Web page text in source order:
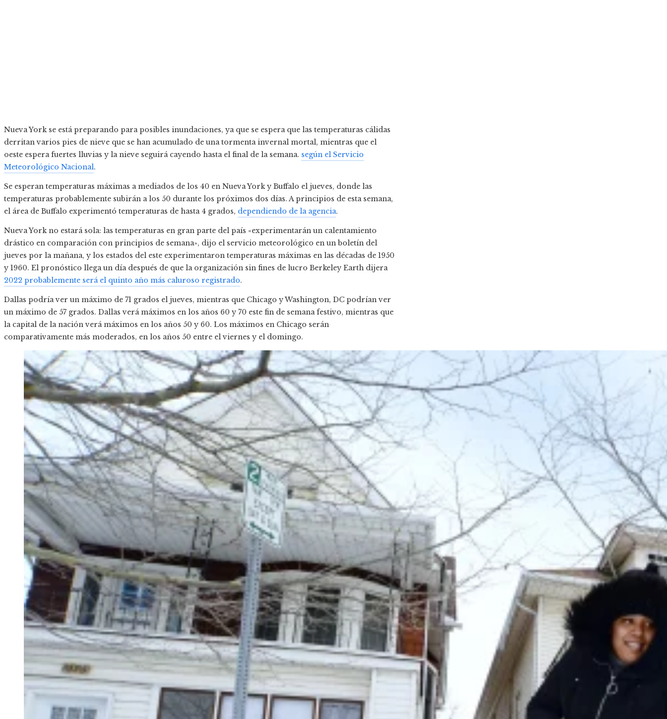
Nueva York se está preparando para posibles inundaciones, ya que se espera que las temperaturas cálidas
derritan varios pies de nieve que se han acumulado de una tormenta invernal mortal, mientras que el
oeste espera fuertes lluvias y la nieve seguirá cayendo hasta el final de la semana. según el Servicio
Meteorológico Nacional.
Se esperan temperaturas máximas a mediados de los 40 en Nueva York y Buffalo el jueves, donde las
temperaturas probablemente subirán a los 50 durante los próximos dos días. A principios de esta semana,
el área de Buffalo experimentó temperaturas de hasta 4 grados, dependiendo de la agencia.
Nueva York no estará sola: las temperaturas en gran parte del país «experimentarán un calentamiento
drástico en comparación con principios de semana», dijo el servicio meteorológico en un boletín del
jueves por la mañana, y los estados del este experimentaron temperaturas máximas en las décadas de 1950
y 1960. El pronóstico llega un día después de que la organización sin fines de lucro Berkeley Earth dijera
2022 probablemente será el quinto año más caluroso registrado.
Dallas podría ver un máximo de 71 grados el jueves, mientras que Chicago y Washington, DC podrían ver
un máximo de 57 grados. Dallas verá máximos en los años 60 y 70 este fin de semana festivo, mientras que
la capital de la nación verá máximos en los años 50 y 60. Los máximos en Chicago serán
comparativamente más moderados, en los años 50 entre el viernes y el domingo.